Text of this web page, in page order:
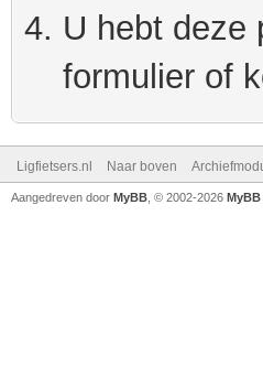
U hebt deze
formulier of
Ligfietsers.nl Naar boven
Aangedreven door MyBB , © 2002-2026